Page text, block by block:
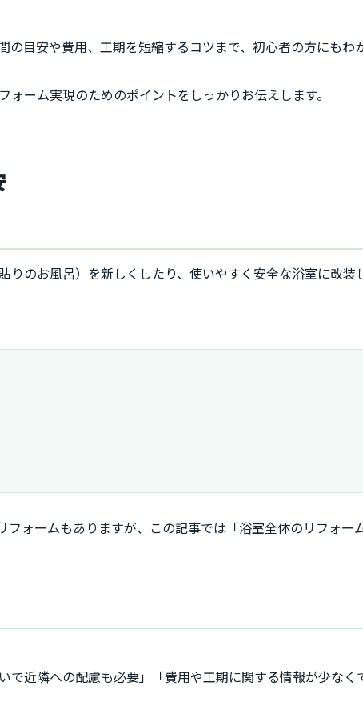
目安や費用、工期を短縮するコツまで、初心者の方にもわ
ーム実現のためのポイントをしっかりお伝えします。
のお風呂）を新しくしたり、使いやすく安全な浴室に改装
ォームもありますが、この記事では「浴室全体のリフォー
で近隣への配慮も必要」「費用や工期に関する情報が少なく